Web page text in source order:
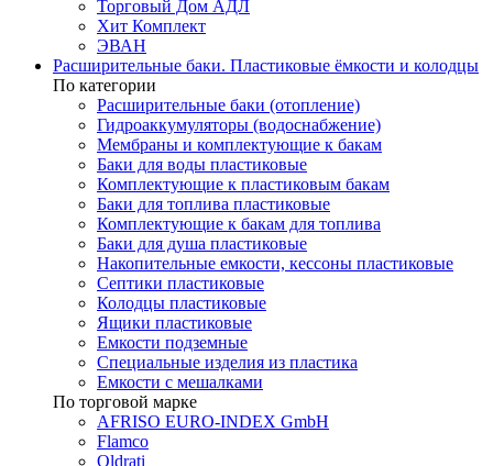
Торговый Дом АДЛ
Хит Комплект
ЭВАН
Расширительные баки. Пластиковые ёмкости и колодцы
По категории
Расширительные баки (отопление)
Гидроаккумуляторы (водоснабжение)
Мембраны и комплектующие к бакам
Баки для воды пластиковые
Комплектующие к пластиковым бакам
Баки для топлива пластиковые
Комплектующие к бакам для топлива
Баки для душа пластиковые
Накопительные емкости, кессоны пластиковые
Септики пластиковые
Колодцы пластиковые
Ящики пластиковые
Емкости подземные
Специальные изделия из пластика
Емкости с мешалками
По торговой марке
AFRISO EURO-INDEX GmbH
Flamco
Oldrati